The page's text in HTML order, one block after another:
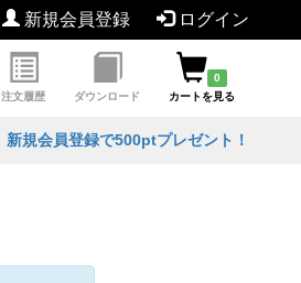
新規会員登録 ログイン
注文履歴 ダウンロード
0
カートを見る
新規会員登録で500ptプレゼント！